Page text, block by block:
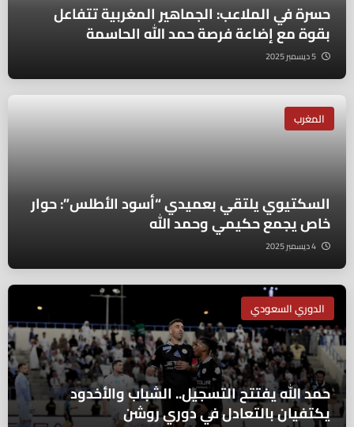
حسرة في الملاعب: الجماهير المغربية تتفاعل
بقوة مع إضاعة فرصة حمد الله الحاسمة
المغرب
السكتيوي يلتقي بعميدي “أسود الأطلس”: حوار
خاص يجمع حكيمي وحمد الله
الدوري السعودي
حمد الله يفتتح التسجيل.. الشباب والأخدود
يكتفيان بالتعادل في دوري روشن